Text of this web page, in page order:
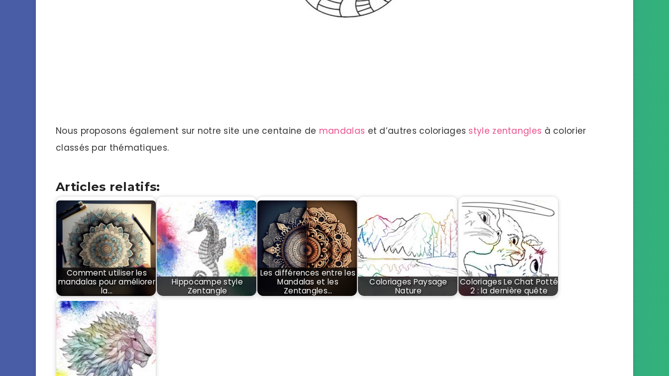
Nous proposons également sur notre site une centaine de mandalas et d’autres coloriages style zentangles à colorier
classés par thématiques.
Articles relatifs:
Comment utiliser les
mandalas pour améliorer
la…
Hippocampe style
Zentangle
Les différences entre les
Mandalas et les
Zentangles…
Coloriages Paysage
Nature
Coloriages Le Chat Potté
2 : la dernière quête